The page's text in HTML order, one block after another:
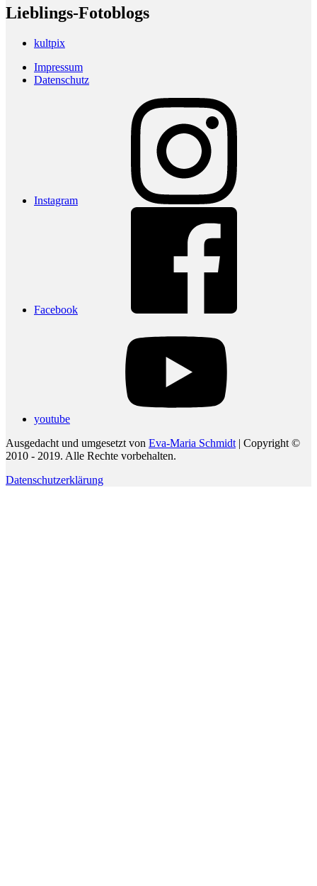
Lieblings-Fotoblogs
kultpix
Impressum
Datenschutz
Instagram
Facebook
youtube
Ausgedacht und umgesetzt von Eva-Maria Schmidt | Copyright ©
2010 - 2019. Alle Rechte vorbehalten.
Datenschutzerklärung